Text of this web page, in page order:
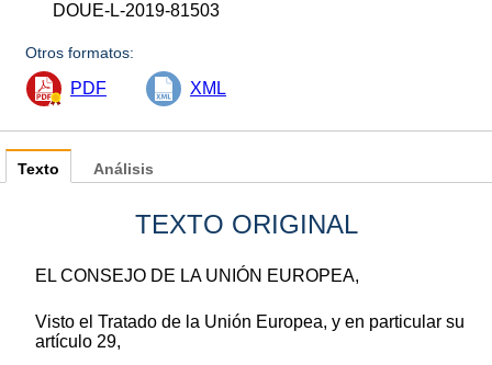
DOUE-L-2019-81503
Otros formatos:
PDF XML
Texto
TEXTO ORIGINAL
EL CONSEJO DE LA UNIÓN EUROPEA,
Visto el Tratado de la Unión Europea, y en particular su
artículo 29,
Análisis